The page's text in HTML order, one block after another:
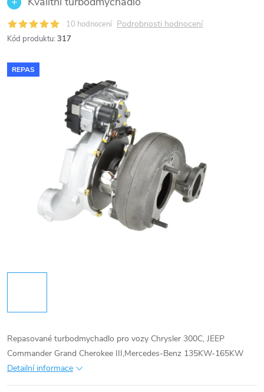
10 hodnocení Podrobnosti hodnocení
Kód produktu: 317
REPAS
Repasované turbodmychadlo pro vozy Chrysler 300C, JEEP
Commander Grand Cherokee III,Mercedes-Benz 135KW-165KW
Detailní informace